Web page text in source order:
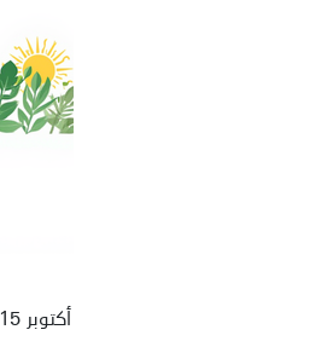
أكتوبر 15 , 2025